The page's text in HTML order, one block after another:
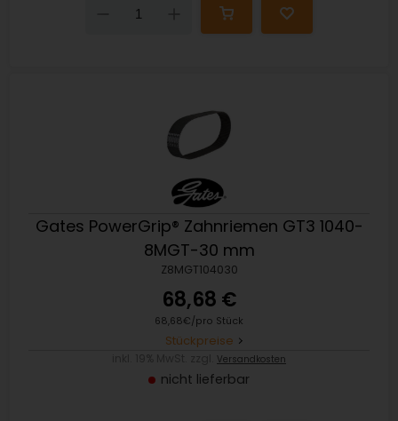
Down
Gates PowerGrip® Zahnriemen GT3 1040-
8MGT-30 mm
Z8MGT104030
68,68 €
68,68€/pro Stück
Stückpreise
Versandkosten
nicht lieferbar